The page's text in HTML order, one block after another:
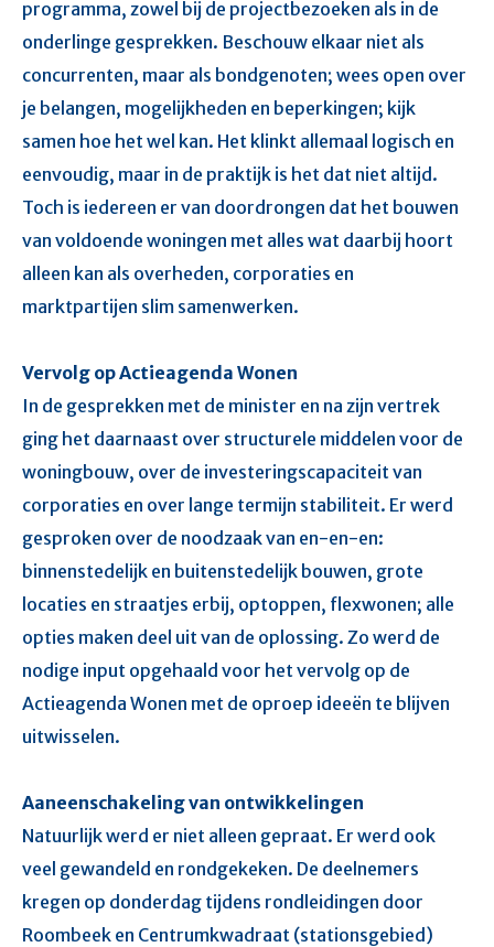
programma, zowel bij de projectbezoeken als in de
onderlinge gesprekken. Beschouw elkaar niet als
concurrenten, maar als bondgenoten; wees open over
je belangen, mogelijkheden en beperkingen; kijk
samen hoe het wel kan. Het klinkt allemaal logisch en
eenvoudig, maar in de praktijk is het dat niet altijd.
Toch is iedereen er van doordrongen dat het bouwen
van voldoende woningen met alles wat daarbij hoort
alleen kan als overheden, corporaties en
marktpartijen slim samenwerken.
Vervolg op Actieagenda Wonen
In de gesprekken met de minister en na zijn vertrek
ging het daarnaast over structurele middelen voor de
woningbouw, over de investeringscapaciteit van
corporaties en over lange termijn stabiliteit. Er werd
gesproken over de noodzaak van en-en-en:
binnenstedelijk en buitenstedelijk bouwen, grote
locaties en straatjes erbij, optoppen, flexwonen; alle
opties maken deel uit van de oplossing. Zo werd de
nodige input opgehaald voor het vervolg op de
Actieagenda Wonen met de oproep ideeën te blijven
uitwisselen.​​
Aaneenschakeling van ontwikkelingen
Natuurlijk werd er niet alleen gepraat. Er werd ook
veel gewandeld en rondgekeken. De deelnemers
kregen op donderdag tijdens rondleidingen door
Roombeek en Centrumkwadraat (stationsgebied)